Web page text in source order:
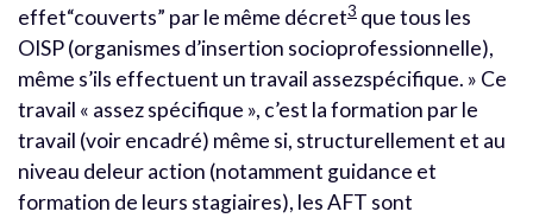
effet“couverts” par le même décret3 que tous les
OISP (organismes d’insertion socioprofessionnelle),
même s’ils effectuent un travail assezspécifique. » Ce
travail « assez spécifique », c’est la formation par le
travail (voir encadré) même si, structurellement et au
niveau deleur action (notamment guidance et
formation de leurs stagiaires), les AFT sont